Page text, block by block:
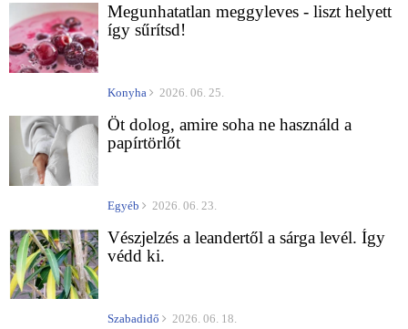
Megunhatatlan meggyleves - liszt helyett
így sűrítsd!
Konyha 2026. 06. 25.
Öt dolog, amire soha ne használd a
papírtörlőt
Egyéb 2026. 06. 23.
Vészjelzés a leandertől a sárga levél. Így
védd ki.
Szabadidő 2026. 06. 18.